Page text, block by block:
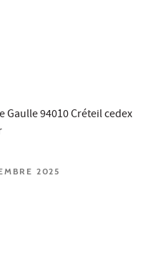
Gaulle 94010 Créteil cedex
2025